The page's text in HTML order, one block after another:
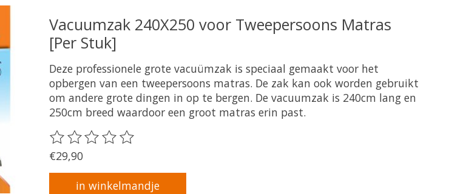
Vacuumzak 240X250 voor Tweepersoons Matras
[Per Stuk]
Deze professionele grote vacuümzak is speciaal gemaakt voor het
opbergen van een tweepersoons matras. De zak kan ook worden gebruikt
om andere grote dingen in op te bergen. De vacuumzak is 240cm lang en
250cm breed waardoor een groot matras erin past.
De beoordeling van dit product is
€29,90
in winkelmandje